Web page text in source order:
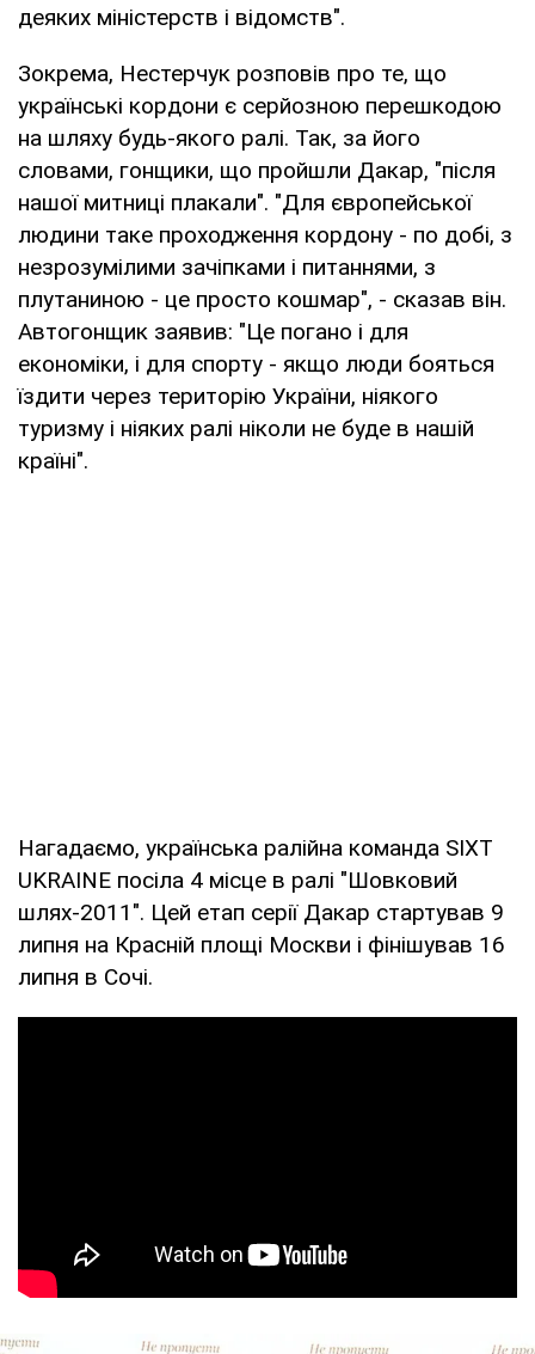
деяких міністерств і відомств".
Зокрема, Нестерчук розповів про те, що
українські кордони є серйозною перешкодою
на шляху будь-якого ралі. Так, за його
словами, гонщики, що пройшли Дакар, "після
нашої митниці плакали". "Для європейської
людини таке проходження кордону - по добі, з
незрозумілими зачіпками і питаннями, з
плутаниною - це просто кошмар", - сказав він.
Автогонщик заявив: "Це погано і для
економіки, і для спорту - якщо люди бояться
їздити через територію України, ніякого
туризму і ніяких ралі ніколи не буде в нашій
країні".
Нагадаємо, українська ралійна команда SIXT
UKRAINE посіла 4 місце в ралі "Шовковий
шлях-2011". Цей етап серії Дакар стартував 9
липня на Красній площі Москви і фінішував 16
липня в Сочі.